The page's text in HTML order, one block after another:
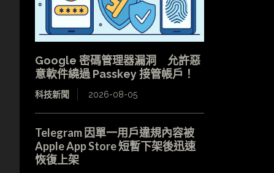
Google 密碼管理器漏洞 允許惡
意軟件繞過 Passkey 接管帳戶！
科技新聞 2026-08-05
Telegram 因單一用戶違規內容被
Apple App Store 短暫下架後迅速
恢復上架